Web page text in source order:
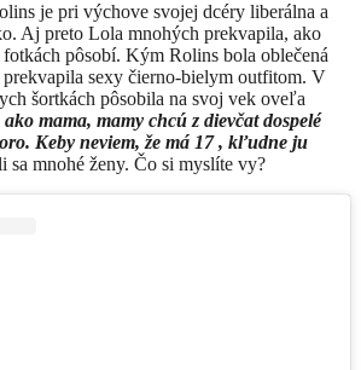
je pri výchove svojej dcéry liberálna a
Aj preto Lola mnohých prekvapila, ako
pôsobí. Kým Rolins bola oblečená
sexy čierno-bielym outfitom. V
šortkách pôsobila na svoj vek oveľa
mama, mamy chcú z dievčat dospelé
Keby neviem, že má 17 , kľudne ju
sa mnohé ženy. Čo si myslíte vy?